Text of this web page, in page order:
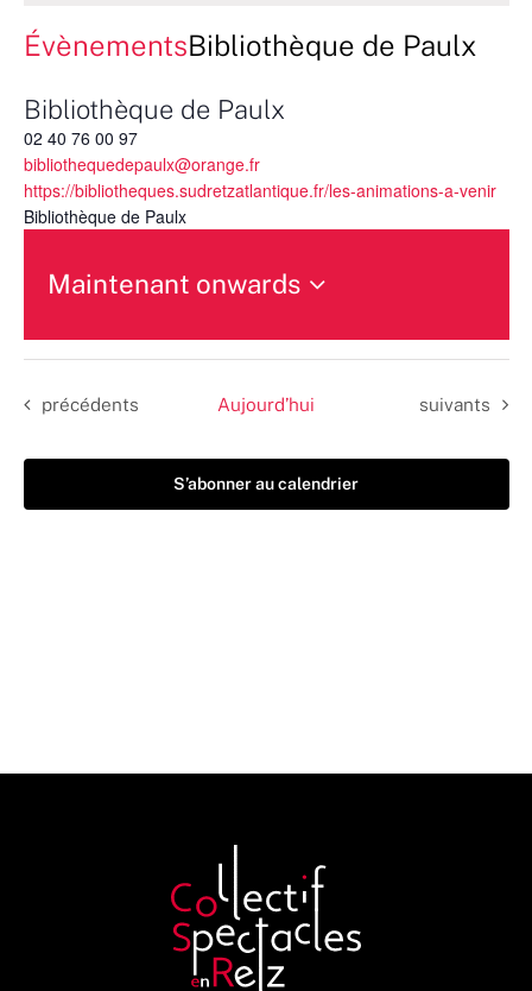
ÉvènementsBibliothèque de Paulx
Bibliothèque de Paulx
02 40 76 00 97
bibliothequedepaulx@orange.fr
https://bibliotheques.sudretzatlantique.fr/les-animations-a-venir
Bibliothèque de Paulx
Maintenant onwards
une
date.
Évènements
précédents Aujourd’hui Évènements
suivants
S’abonner au calendrier